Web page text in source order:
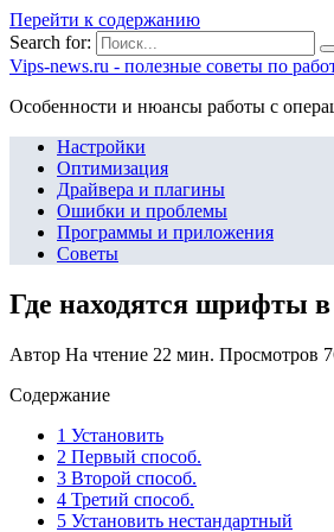
Перейти к содержанию
Search for:
Vips-news.ru - полезные советы по
Особенности и нюансы работы с
Настройки
Оптимизация
Драйвера и плагины
Ошибки и проблемы
Программы и приложения
Советы
Где находятся шрифты
Автор На чтение 22 мин. Просмотров
Содержание
1 Установить
2 Первый способ.
3 Второй способ.
4 Третий способ.
5 Установить нестандартный